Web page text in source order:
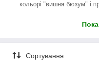
кольорі "вишня бюзум" і
ламінованої ДСП
дверна з дзеркалами і без
Сортування